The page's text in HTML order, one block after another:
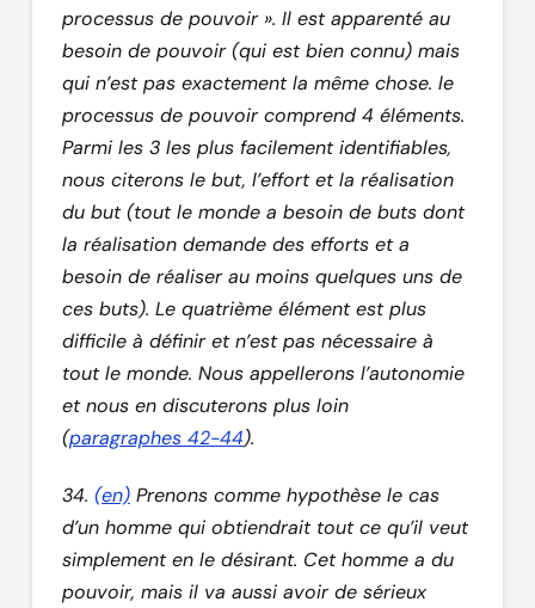
processus de pouvoir ». Il est apparenté au
besoin de pouvoir (qui est bien connu) mais
qui n’est pas exactement la même chose. le
processus de pouvoir comprend 4 éléments.
Parmi les 3 les plus facilement identifiables,
nous citerons le but, l’effort et la réalisation
du but (tout le monde a besoin de buts dont
la réalisation demande des efforts et a
besoin de réaliser au moins quelques uns de
ces buts). Le quatrième élément est plus
difficile à définir et n’est pas nécessaire à
tout le monde. Nous appellerons l’autonomie
et nous en discuterons plus loin
(paragraphes 42-44).
34. (en)Prenons comme hypothèse le cas
d’un homme qui obtiendrait tout ce qu’il veut
simplement en le désirant. Cet homme a du
pouvoir, mais il va aussi avoir de sérieux